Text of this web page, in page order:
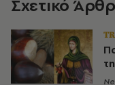
Σχετικό